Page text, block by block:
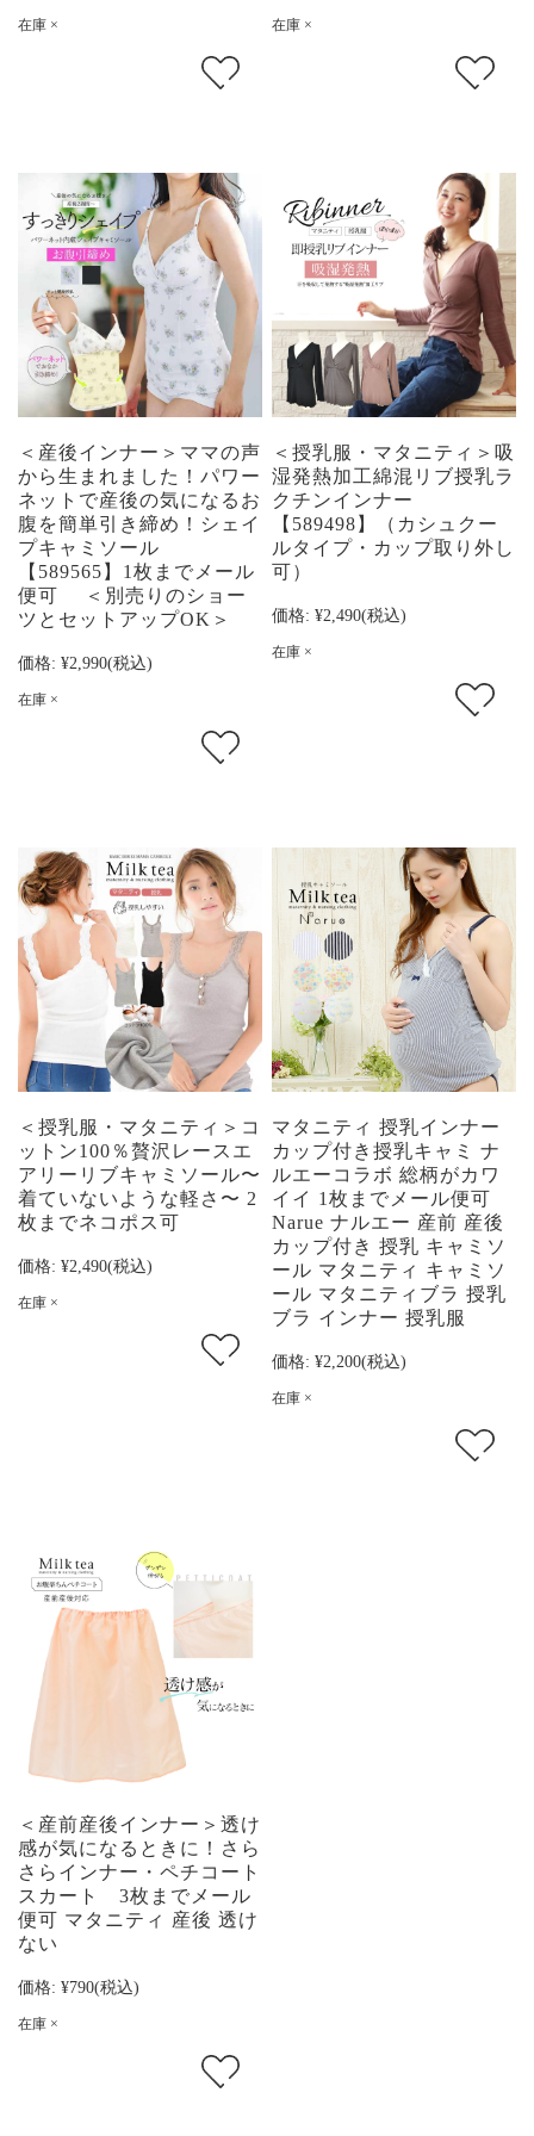
在庫 × 在庫 ×
＜産後インナー＞ママの声
から生まれました！パワー
ネットで産後の気になるお
腹を簡単引き締め！シェイ
プキャミソール
【589565】1枚までメール
便可 ＜別売りのショー
ツとセットアップOK＞
価格: ¥2,990(税込)
在庫 ×
＜授乳服・マタニティ＞吸
湿発熱加工綿混リブ授乳ラ
クチンインナー
【589498】（カシュクー
ルタイプ・カップ取り外し
可）
価格: ¥2,490(税込)
在庫 ×
＜授乳服・マタニティ＞コ
ットン100％贅沢レースエ
アリーリブキャミソール〜
着ていないような軽さ〜 2
枚までネコポス可
価格: ¥2,490(税込)
在庫 ×
マタニティ 授乳インナー
カップ付き授乳キャミ ナ
ルエーコラボ 総柄がカワ
イイ 1枚までメール便可
Narue ナルエー 産前 産後
カップ付き 授乳 キャミソ
ール マタニティ キャミソ
ール マタニティブラ 授乳
ブラ インナー 授乳服
価格: ¥2,200(税込)
在庫 ×
＜産前産後インナー＞透け
感が気になるときに！さら
さらインナー・ペチコート
スカート 3枚までメール
便可 マタニティ 産後 透け
ない
価格: ¥790(税込)
在庫 ×